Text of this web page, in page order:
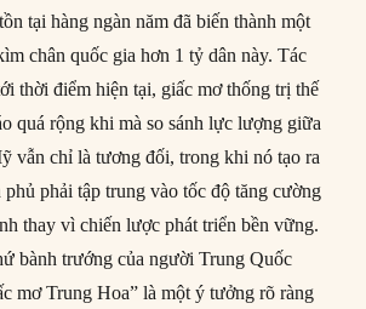
tại hàng ngàn năm đã biến thành một
chân quốc gia hơn 1 tỷ dân này. Tác
thời điểm hiện tại, giấc mơ thống trị thế
quá rộng khi mà so sánh lực lượng giữa
vẫn chỉ là tương đối, trong khi nó tạo ra
phải tập trung vào tốc độ tăng cường
thay vì chiến lược phát triển bền vững.
bành trướng của người Trung Quốc
mơ Trung Hoa” là một ý tưởng rõ ràng